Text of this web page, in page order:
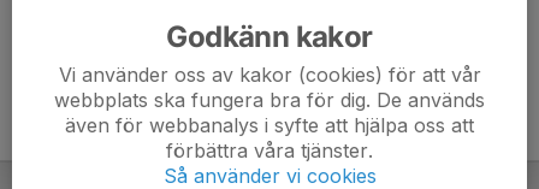
Godkänn kakor
Vi använder oss av kakor (cookies) för att vår
webbplats ska fungera bra för dig. De används
även för webbanalys i syfte att hjälpa oss att
förbättra våra tjänster.
Så använder vi cookies